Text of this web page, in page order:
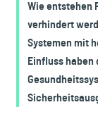
Wie entstehen
verhindert
Systemen mit
Einfluss haben